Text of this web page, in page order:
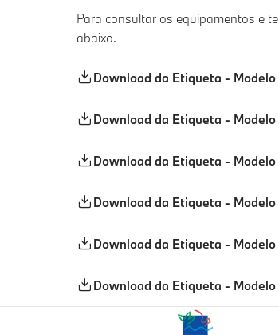
Para consultar os equipamentos e
abaixo.
Download da Etiqueta - Modelo
Download da Etiqueta -
Download da Etiqueta - Modelo
Download da Etiqueta -
Download da Etiqueta - Modelo
Download da Etiqueta -